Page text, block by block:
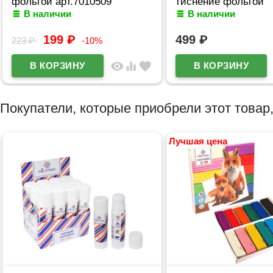
В наличии
223₽ 199 ₽ -10%
visibility equalizer favorite
арт.7012509
В наличии
499 ₽
Покупатели, которые приобрели этот
Лучшая цена